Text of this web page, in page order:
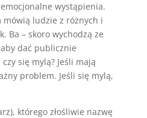
wystąpienia.
mówią ludzie z różnych i
Ba – skoro wychodzą ze
dać publicznie
się mylą? Jeśli mają
problem. Jeśli się mylą,
którego złośliwie nazwę